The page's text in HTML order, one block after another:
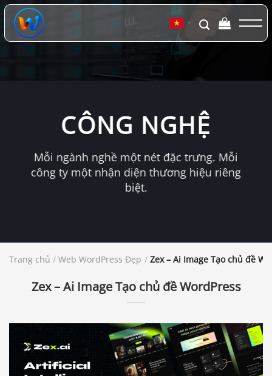
Chuyển
đến
dung
▼
CÔNG NGHỆ
Mỗi ngành nghề một nét đặc trưng. Mỗi
công ty một nhận diện thương hiệu riêng
biệt.
Trang chủ / Web WordPress Đẹp / Zex – Ai Image Tạo chủ đề
Zex – Ai Image Tạo chủ đề WordPress